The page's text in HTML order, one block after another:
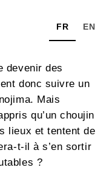
FR EN
devenir des
donc suivre un
Mais
qu’un choujin
lieux et tentent de
t-il à s’en sortir
?